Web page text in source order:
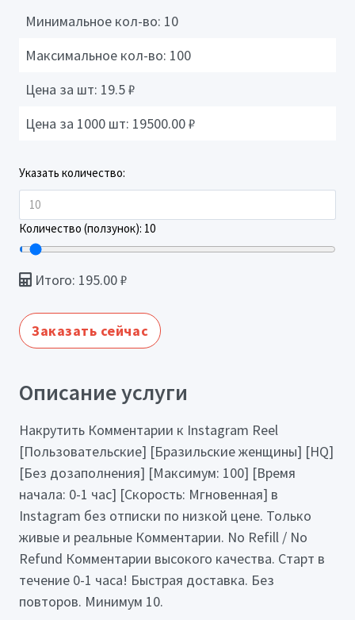
Минимальное кол-во: 10
Максимальное кол-во: 100
Цена за шт: 19.5₽
Цена за 1000 шт: 19500.00₽
Указать количество:
Количество (ползунок): 10
Итого: 195.00₽
Заказать сейчас
Описание услуги
Накрутить Комментарии к Instagram Reel
[Пользовательские] [Бразильские женщины] [HQ]
[Без дозаполнения] [Максимум: 100] [Время
начала: 0-1 час] [Скорость: Мгновенная] в
Instagram без отписки по низкой цене. Только
живые и реальные Комментарии. No Refill / No
Refund Комментарии высокого качества. Старт в
течение 0-1 часа! Быстрая доставка. Без
повторов. Минимум 10.